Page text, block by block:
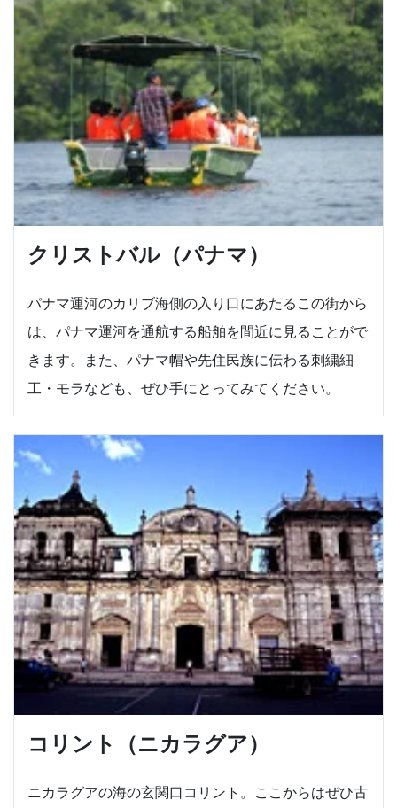
クリストバル（パナマ）
パナマ運河のカリブ海側の入り口にあたるこの街から
は、パナマ運河を通航する船舶を間近に見ることがで
きます。また、パナマ帽や先住民族に伝わる刺繍細
工・モラなども、ぜひ手にとってみてください。
コリント（ニカラグア）
ニカラグアの海の玄関口コリント。ここからはぜひ古